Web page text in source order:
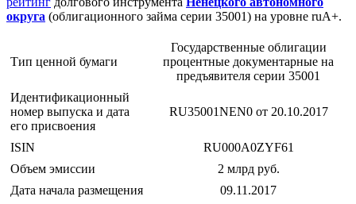
округа (облигационного займа серии 35001) на уровне ruА+.
Тип ценной бумаги
Государственные облигации
процентные документарные на
предъявителя серии 35001
Идентификационный
номер выпуска и дата
его присвоения
RU35001NEN0 от 20.10.2017
ISIN
RU000A0ZYF61
Объем эмиссии
2 млрд руб.
Дата начала размещения
09.11.2017